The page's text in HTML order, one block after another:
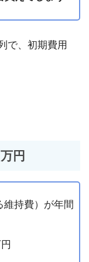
で、初期費用
円
維持費）が年間